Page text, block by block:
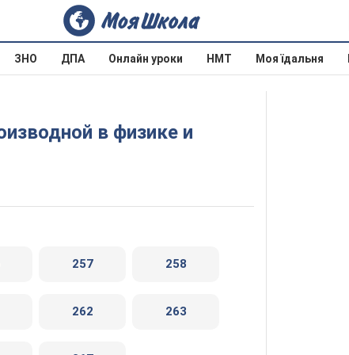
ЗНО ДПА Онлайн уроки НМТ Моя їдальня
257 258
262 263